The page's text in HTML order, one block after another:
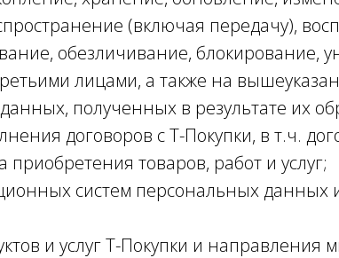
(включая передачу),
обезличивание, блокирование,
лицами, а также на
полученных в результате их
договоров с Т-Покупки, в т.ч.
приобретения товаров, работ и услуг;
систем персональных
и услуг Т-Покупки и направления